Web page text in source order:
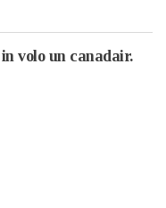
volo un canadair.